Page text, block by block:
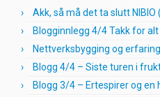
Akk, så må det ta slutt NIBIO
Blogginnlegg 4/4 Takk for
Nettverksbygging og
Blogg 4/4 – Siste turen i
Blogg 3/4 – Ertespirer og en